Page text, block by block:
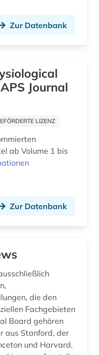
technik (1)
(5)
Zur Datenbank
Journal
LIZENZ
ab Volume 1 bis
Zur Datenbank
die den
Fachgebieten
Board gehören
aus Stanford, der
und Harvard.